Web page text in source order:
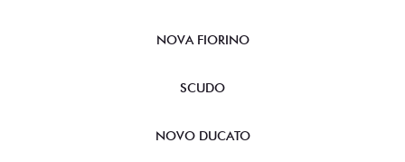
NOVA FIORINO
SCUDO
NOVO DUCATO